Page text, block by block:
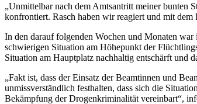
„Unmittelbar nach dem Amtsantritt meiner bunten
konfrontiert. Rasch haben wir reagiert und mit
In den darauf folgenden Wochen und Monaten
schwierigen Situation am Höhepunkt der
Situation am Hauptplatz nachhaltig entschärft und
„Fakt ist, dass der Einsatz der Beamtinnen und
unmissverständlich festhalten, dass sich die
Bekämpfung der Drogenkriminalität vereinbart“,